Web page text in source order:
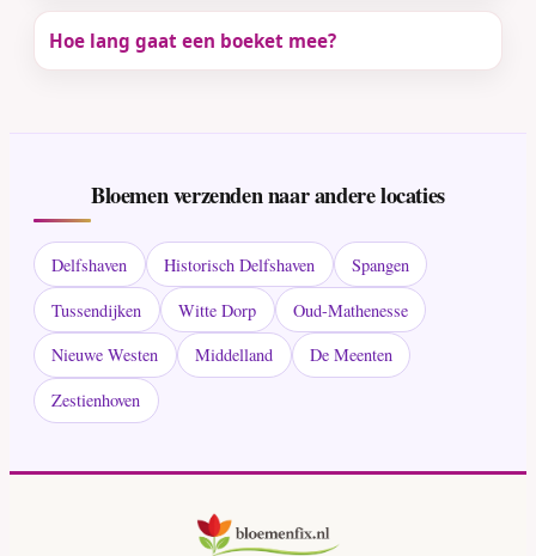
Hoe lang gaat een boeket mee?
Bloemen verzenden naar andere locaties
Delfshaven Historisch Delfshaven
Spangen
Tussendijken
Witte Dorp
Oud-Mathenesse
Nieuwe Westen
Middelland
De Meenten
Zestienhoven